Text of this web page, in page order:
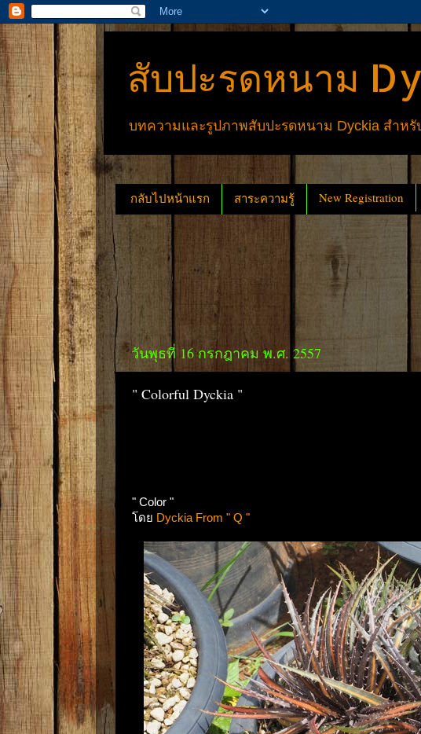
สับปะรดหนาม
บทความและรูปภาพสับปะรดหนาม Dyckia สำหรั
กลับไปหน้าแรก สาระความรู้ New Registration
วันพุธที่ 16 กรกฎาคม พ.ศ. 2557
" Colorful Dyckia "
" Color "
โดย Dyckia From " Q "